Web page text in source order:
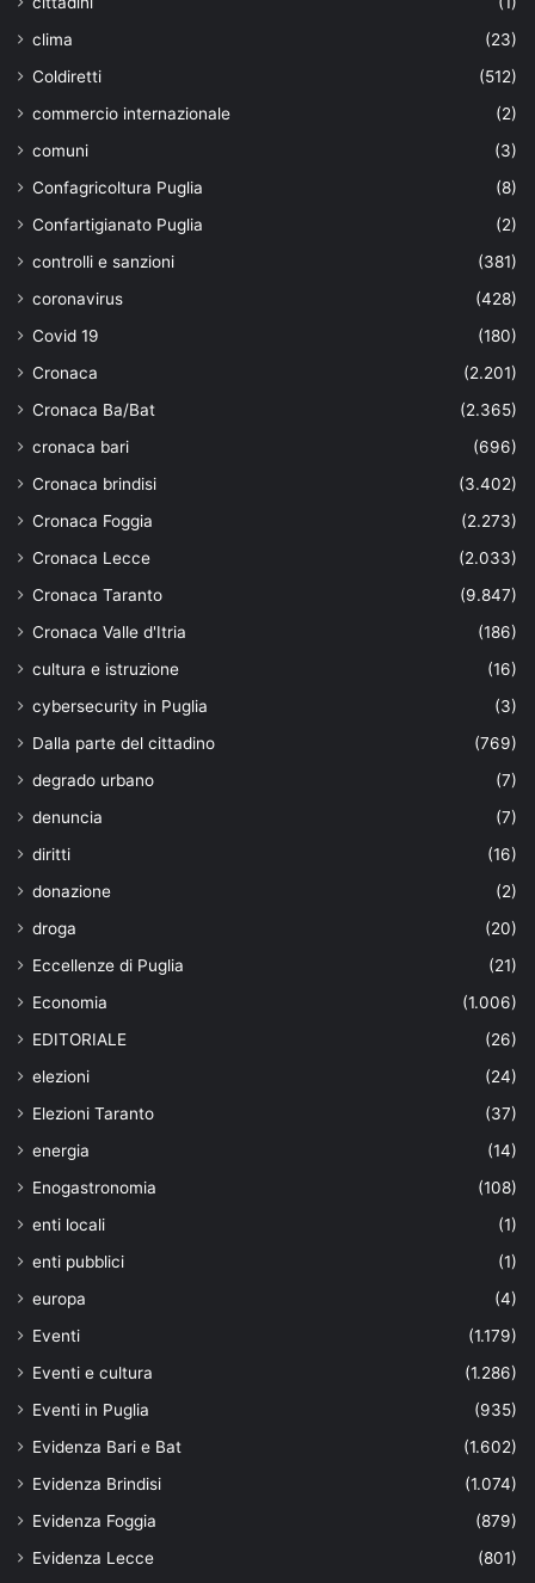
clima
(23)
Coldiretti
(512)
commercio internazionale
(2)
comuni
(3)
Confagricoltura Puglia
(8)
Confartigianato Puglia
(2)
controlli e sanzioni
(381)
coronavirus
(428)
Covid 19
(180)
Cronaca
(2.201)
Cronaca Ba/Bat
(2.365)
cronaca bari
(696)
Cronaca brindisi
(3.402)
Cronaca Foggia
(2.273)
Cronaca Lecce
(2.033)
Cronaca Taranto
(9.847)
Cronaca Valle d'Itria
(186)
cultura e istruzione
(16)
cybersecurity in Puglia
(3)
Dalla parte del cittadino
(769)
degrado urbano
(7)
denuncia
(7)
diritti
(16)
donazione
(2)
droga
(20)
Eccellenze di Puglia
(21)
Economia
(1.006)
EDITORIALE
(26)
elezioni
(24)
Elezioni Taranto
(37)
energia
(14)
Enogastronomia
(108)
enti locali
(1)
enti pubblici
(1)
europa
(4)
Eventi
(1.179)
Eventi e cultura
(1.286)
Eventi in Puglia
(935)
Evidenza Bari e Bat
(1.602)
Evidenza Brindisi
(1.074)
Evidenza Foggia
(879)
Evidenza Lecce
(801)